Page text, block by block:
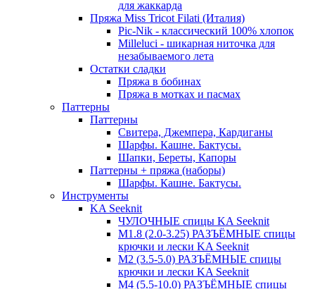
для жаккарда
Пряжа Miss Tricot Filati (Италия)
Pic-Nik - классический 100% хлопок
Milleluci - шикарная ниточка для
незабываемого лета
Остатки сладки
Пряжа в бобинах
Пряжа в мотках и пасмах
Паттерны
Паттерны
Свитера, Джемпера, Кардиганы
Шарфы. Кашне. Бактусы.
Шапки, Береты, Капоры
Паттерны + пряжа (наборы)
Шарфы. Кашне. Бактусы.
Инструменты
KA Seeknit
ЧУЛОЧНЫЕ спицы KA Seeknit
М1.8 (2.0-3.25) РАЗЪЁМНЫЕ спицы
крючки и лески KA Seeknit
М2 (3.5-5.0) РАЗЪЁМНЫЕ спицы
крючки и лески KA Seeknit
М4 (5.5-10.0) РАЗЪЁМНЫЕ спицы